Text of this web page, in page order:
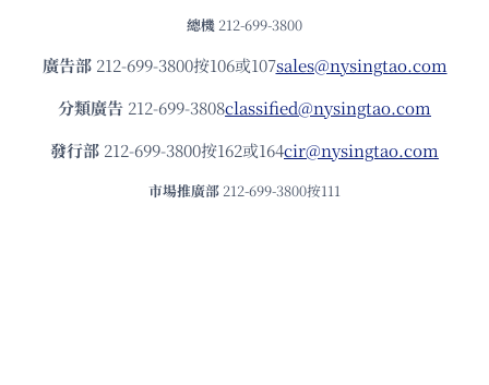
總機 212-699-3800
廣告部212-699-3800按106或107sales@nysingtao.com
分類廣告 212-699-3808classified@nysingtao.com
發⾏部 212-699-3800按162或164cir@nysingtao.com
市場推廣部 212-699-3800按111